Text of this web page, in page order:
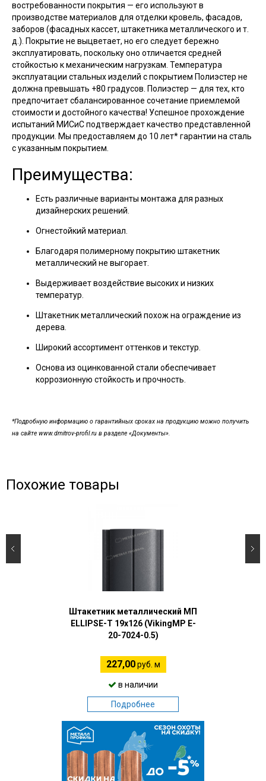
востребованности покрытия — его используют в
производстве материалов для отделки кровель, фасадов,
заборов (фасадных кассет, штакетника металлического и т.
д.). Покрытие не выцветает, но его следует бережно
эксплуатировать, поскольку оно отличается средней
стойкостью к механическим нагрузкам. Температура
эксплуатации стальных изделий с покрытием Полиэстер не
должна превышать +80 градусов. Полиэстер — для тех, кто
предпочитает сбалансированное сочетание приемлемой
стоимости и достойного качества! Успешное прохождение
испытаний МИСиС подтверждает качество представленной
продукции. Мы предоставляем до 10 лет* гарантии на сталь
с указанным покрытием.
Преимущества:
Есть различные варианты монтажа для разных
дизайнерских решений.
Огнестойкий материал.
Благодаря полимерному покрытию штакетник
металлический не выгорает.
Выдерживает воздействие высоких и низких
температур.
Штакетник металлический похож на ограждение из
дерева.
Широкий ассортимент оттенков и текстур.
Основа из оцинкованной стали обеспечивает
коррозионную стойкость и прочность.
*Подробную информацию о гарантийных сроках на продукцию можно получить
на сайте www.dmitrov-profil.ru в разделе «Документы».
Похожие товары
Штакетник металлический МП
ELLIPSE-T 19х126 (VikingMP E-
20-7024-0.5)
227,00руб. м
в наличии
Подробнее